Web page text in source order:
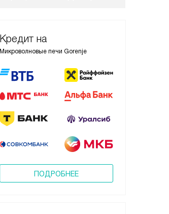
Кредит на
Микроволновые печи Gorenje
ПОДРОБНЕЕ